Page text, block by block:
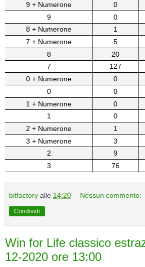
9 + Numerone
0
9
0
8 + Numerone
1
7 + Numerone
5
8
20
7
127
0 + Numerone
0
0
0
1 + Numerone
0
1
0
2 + Numerone
1
3 + Numerone
3
2
9
3
76
bitfactory alle 14:20 Nessun commento:
Condividi
Win for Life classico
12-2020 ore 13:00